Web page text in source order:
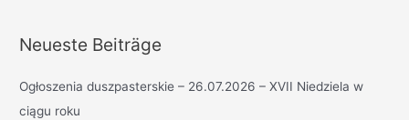
h
n
n
Neueste Beiträge
Ogłoszenia duszpasterskie – 26.07.2026 – XVII Niedziela w
ciągu roku